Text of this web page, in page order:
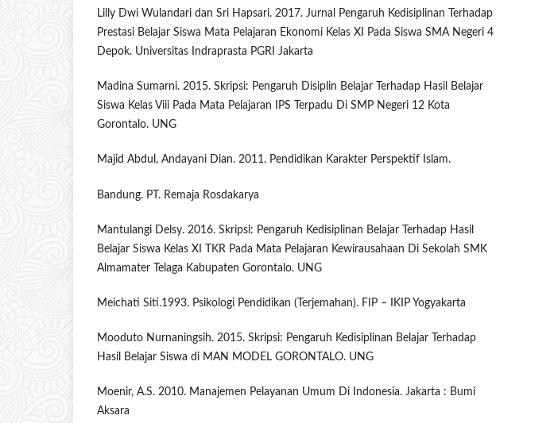
Lilly Dwi Wulandari dan Sri Hapsari. 2017. Jurnal Pengaruh Kedisiplinan Terhadap
Prestasi Belajar Siswa Mata Pelajaran Ekonomi Kelas XI Pada Siswa SMA Negeri 4
Depok. Universitas Indraprasta PGRI Jakarta
Madina Sumarni. 2015. Skripsi: Pengaruh Disiplin Belajar Terhadap Hasil Belajar
Siswa Kelas Viii Pada Mata Pelajaran IPS Terpadu Di SMP Negeri 12 Kota
Gorontalo. UNG
Majid Abdul, Andayani Dian. 2011. Pendidikan Karakter Perspektif Islam.
Bandung. PT. Remaja Rosdakarya
Mantulangi Delsy. 2016. Skripsi: Pengaruh Kedisiplinan Belajar Terhadap Hasil
Belajar Siswa Kelas XI TKR Pada Mata Pelajaran Kewirausahaan Di Sekolah SMK
Almamater Telaga Kabupaten Gorontalo. UNG
Meichati Siti.1993. Psikologi Pendidikan (Terjemahan). FIP – IKIP Yogyakarta
Mooduto Nurnaningsih. 2015. Skripsi: Pengaruh Kedisiplinan Belajar Terhadap
Hasil Belajar Siswa di MAN MODEL GORONTALO. UNG
Moenir, A.S. 2010. Manajemen Pelayanan Umum Di Indonesia. Jakarta : Bumi
Aksara